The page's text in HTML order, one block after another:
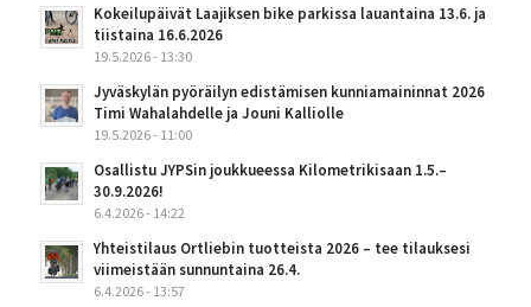
Kokeilupäivät Laajiksen bike parkissa lauantaina 13.6. ja
tiistaina 16.6.2026
19.5.2026 - 13:30
Jyväskylän pyöräilyn edistämisen kunniamaininnat 2026
Timi Wahalahdelle ja Jouni Kalliolle
19.5.2026 - 11:00
Osallistu JYPSin joukkueessa Kilometrikisaan 1.5.–
30.9.2026!
6.4.2026 - 14:22
Yhteistilaus Ortliebin tuotteista 2026 – tee tilauksesi
viimeistään sunnuntaina 26.4.
6.4.2026 - 13:57